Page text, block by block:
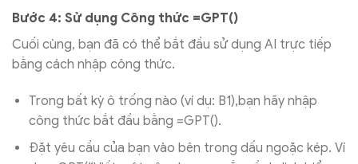
Bước 4: Sử dụng Công thức =GPT()
Cuối cùng, bạn đã có thể bắt đầu sử dụng AI trực tiếp
bằng cách nhập công thức.
Trong bất kỳ ô trống nào (ví dụ: B1),bạn hãy nhập
công thức bắt đầu bằng =GPT().
Đặt yêu cầu của bạn vào bên trong dấu ngoặc kép. Ví